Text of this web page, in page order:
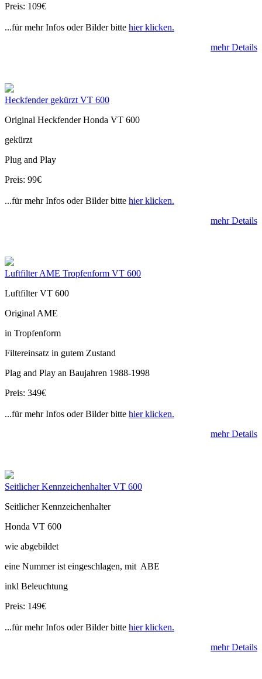
Preis: 109€
...für mehr Infos oder Bilder bitte hier klicken.
mehr Details
Heckfender gekürzt VT 600
Original Heckfender Honda VT 600
gekürzt
Plug and Play
Preis: 99€
...für mehr Infos oder Bilder bitte hier klicken.
mehr Details
Luftfilter AME Tropfenform VT 600
Luftfilter VT 600
Original AME
in Tropfenform
Filtereinsatz in gutem Zustand
Plag and Play an Baujahren 1988-1998
Preis: 349€
...für mehr Infos oder Bilder bitte hier klicken.
mehr Details
Seitlicher Kennzeichenhalter VT 600
Seitlicher Kennzeichenhalter
Honda VT 600
wie abgebildet
eine Nummer ist eingeschlagen, mit ABE
inkl Beleuchtung
Preis: 149€
...für mehr Infos oder Bilder bitte hier klicken.
mehr Details